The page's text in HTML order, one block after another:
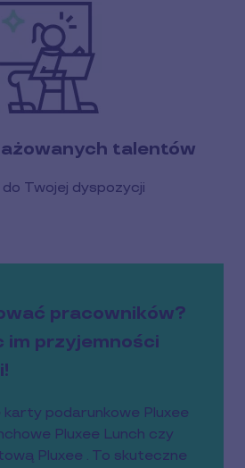
talentów
Twojej dyspozycji
pracowników?
im przyjemności
podarunkowe Pluxee
Pluxee Lunch czy
Pluxee . To skuteczne